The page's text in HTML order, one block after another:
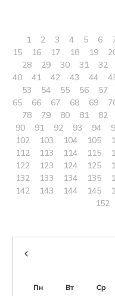
1 2 3 4 5 6
15
16 17 18 19
28
29 30 31 32
40
41 42 43 44
53
54 55 56 57
65
66 67 68 69
78
79 80 81 82
90
91 92 93 94
102
103 104 105
112
113 114 115
122
123 124 125
132
133 134 135
142
143 144 145
152
Пн Вт Ср